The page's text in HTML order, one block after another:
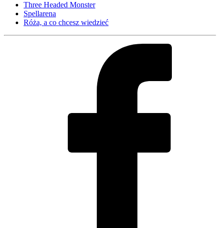
Three Headed Monster
Spellarena
Róża, a co chcesz wiedzieć